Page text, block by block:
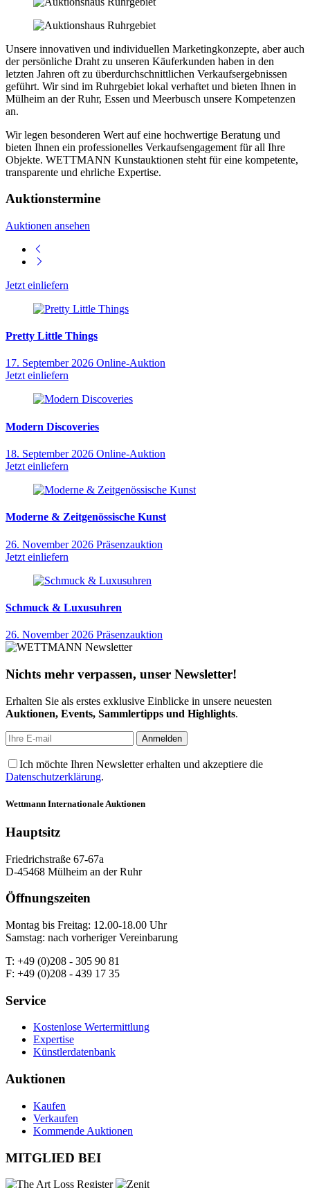
Unsere innovativen und individuellen Marketingkonzepte, aber auch
der persönliche Draht zu unseren Käuferkunden haben in den
letzten Jahren oft zu über­durchschnittlichen Verkaufsergebnissen
geführt. Wir sind im Ruhrgebiet lokal verhaftet und bieten Ihnen in
Mülheim an der Ruhr, Essen und Meerbusch unsere Kompetenzen
an.
Wir legen besonderen Wert auf eine hochwertige Beratung und
bieten Ihnen ein professionelles Verkaufs­engagement für all Ihre
Objekte. WETTMANN Kunstauktionen steht für eine kompetente,
transparente und ehrliche Expertise.
Auktionstermine
Auktionen ansehen
Jetzt einliefern
Pretty Little Things
17. September 2026 Online-Auktion
Jetzt einliefern
Modern Discoveries
18. September 2026 Online-Auktion
Jetzt einliefern
Moderne & Zeitgenössische Kunst
26. November 2026 Präsenzauktion
Jetzt einliefern
Schmuck & Luxusuhren
26. November 2026 Präsenzauktion
Nichts mehr verpassen, unser Newsletter!
Erhalten Sie als erstes exklusive Einblicke in unsere neuesten
Auktionen, Events, Sammlertipps und Highlights.
Ich möchte Ihren Newsletter erhalten und akzeptiere die
Datenschutzerklärung.
Wettmann Internationale Auktionen
Hauptsitz
Friedrichstraße 67-67a
D-45468 Mülheim an der Ruhr
Öffnungszeiten
Montag bis Freitag: 12.00-18.00 Uhr
Samstag: nach vorheriger Vereinbarung
T: +49 (0)208 - 305 90 81
F: +49 (0)208 - 439 17 35
Service
Kostenlose Wertermittlung
Expertise
Künstlerdatenbank
Auktionen
Kaufen
Verkaufen
Kommende Auktionen
MITGLIED BEI